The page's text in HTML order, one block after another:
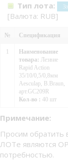
Тип лота:
[Валюта: RUB]
№ Спецификация
Наименование
товара: Лезвие
Rapid Action
35/10/0,5/0,8мм
Aesculap, B.Braun,
арт.GC209R
Кол-во : 40 шт
Примечание:
Просим обратить
ЛОТе являются
потребностью.